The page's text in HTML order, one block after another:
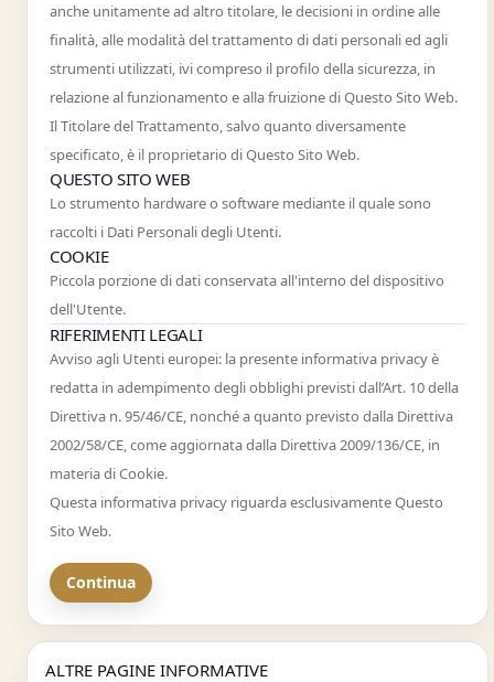
anche unitamente ad altro titolare, le decisioni in ordine alle
finalità, alle modalità del trattamento di dati personali ed agli
strumenti utilizzati, ivi compreso il profilo della sicurezza, in
relazione al funzionamento e alla fruizione di Questo Sito Web.
Il Titolare del Trattamento, salvo quanto diversamente
specificato, è il proprietario di Questo Sito Web.
QUESTO SITO WEB
Lo strumento hardware o software mediante il quale sono
raccolti i Dati Personali degli Utenti.
COOKIE
Piccola porzione di dati conservata all'interno del dispositivo
dell'Utente.
RIFERIMENTI LEGALI
Avviso agli Utenti europei: la presente informativa privacy è
redatta in adempimento degli obblighi previsti dall’Art. 10 della
Direttiva n. 95/46/CE, nonché a quanto previsto dalla Direttiva
2002/58/CE, come aggiornata dalla Direttiva 2009/136/CE, in
materia di Cookie.
Questa informativa privacy riguarda esclusivamente Questo
Sito Web.
Continua
ALTRE PAGINE INFORMATIVE